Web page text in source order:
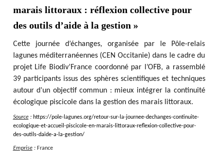
marais littoraux : réflexion collective pour
des outils d’aide à la gestion »
Cette journée d’échanges, organisée par le Pôle-relais
lagunes méditerranéennes (CEN Occitanie) dans le cadre du
projet Life Biodiv’France coordonné par l’OFB, a rassemblé
39 participants issus des sphères scientifiques et techniques
autour d’un objectif commun : mieux intégrer la continuité
écologique piscicole dans la gestion des marais littoraux.
Source: https://pole-lagunes.org/retour-sur-la-journee-dechanges-continuite-
ecologique-et-accueil-piscicole-en-marais-littoraux-reflexion-collective-pour-
des-outils-daide-a-la-gestion/
Emprise: France